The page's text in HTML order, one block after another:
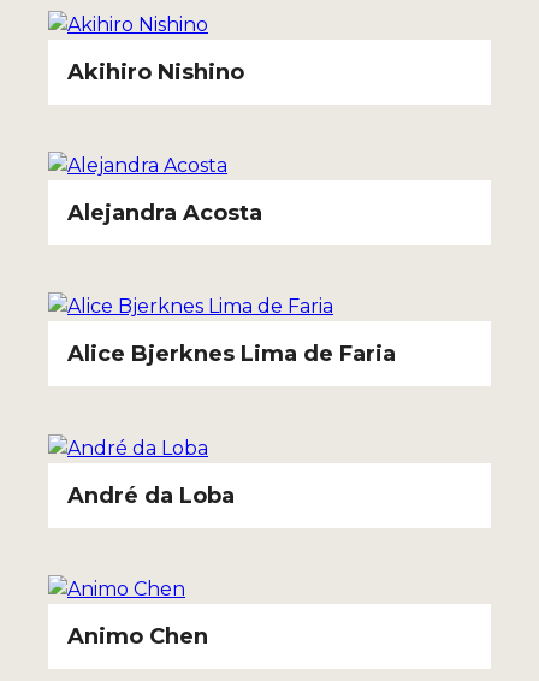
Akihiro Nishino
Alejandra Acosta
Alice Bjerknes Lima de Faria
André da Loba
Animo Chen